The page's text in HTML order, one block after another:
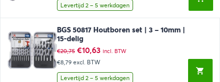
Levertijd 2 – 5 werkdagen
BGS 50817 Houtboren set | 3 – 10mm |
15-delig
€20,75 Oorspronkelijke
prijs
was:
€20,75.
€10,63Huidige
prijs
€10,63.
incl. BTW
€8,79 excl. BTW
Levertijd 2 – 5 werkdagen